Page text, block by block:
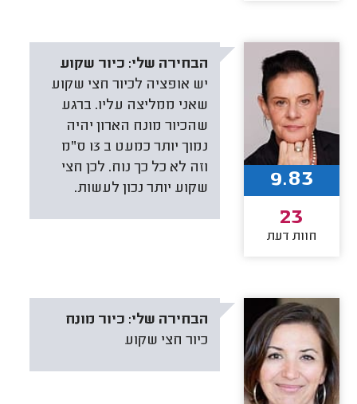
הבחירה שלי: כיור שקוע
יש אופציה לכיור חצי שקוע
שאני ממליצה עליו. ברגע
שהכיור מונח הארון יהיה
נמוך יותר כמעט ב 13 ס"מ
וזה לא כל כך נוח. לכן חצי
שקוע יותר נכון לעשות.
9.83
23
חוות דעת
הבחירה שלי: כיור מונח
כיור חצי שקוע